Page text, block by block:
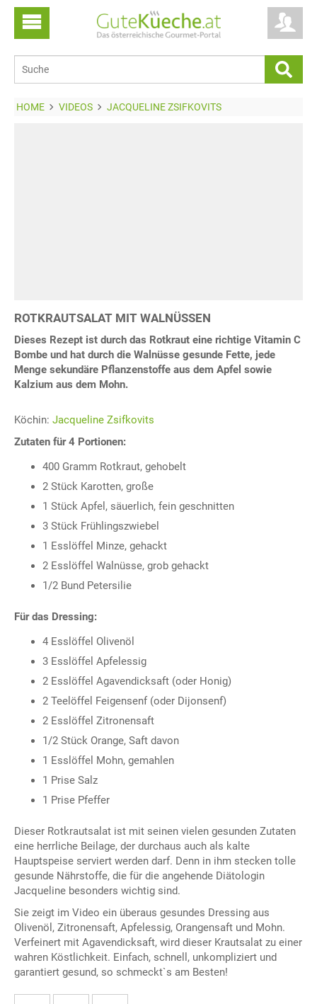
HOME VIDEOS JACQUELINE ZSIFKOVITS
ROTKRAUTSALAT MIT WALNÜSSEN
Dieses Rezept ist durch das Rotkraut eine richtige Vitamin C
Bombe und hat durch die Walnüsse gesunde Fette, jede
Menge sekundäre Pflanzenstoffe aus dem Apfel sowie
Kalzium aus dem Mohn.
Köchin: Jacqueline Zsifkovits
Zutaten für 4 Portionen:
400 Gramm Rotkraut, gehobelt
2 Stück Karotten, große
1 Stück Apfel, säuerlich, fein geschnitten
3 Stück Frühlingszwiebel
1 Esslöffel Minze, gehackt
2 Esslöffel Walnüsse, grob gehackt
1/2 Bund Petersilie
Für das Dressing:
4 Esslöffel Olivenöl
3 Esslöffel Apfelessig
2 Esslöffel Agavendicksaft (oder Honig)
2 Teelöffel Feigensenf (oder Dijonsenf)
2 Esslöffel Zitronensaft
1/2 Stück Orange, Saft davon
1 Esslöffel Mohn, gemahlen
1 Prise Salz
1 Prise Pfeffer
Dieser Rotkrautsalat ist mit seinen vielen gesunden Zutaten
eine herrliche Beilage, der durchaus auch als kalte
Hauptspeise serviert werden darf. Denn in ihm stecken tolle
gesunde Nährstoffe, die für die angehende Diätologin
Jacqueline besonders wichtig sind.
Sie zeigt im Video ein überaus gesundes Dressing aus
Olivenöl, Zitronensaft, Apfelessig, Orangensaft und Mohn.
Verfeinert mit Agavendicksaft, wird dieser Krautsalat zu einer
wahren Köstlichkeit. Einfach, schnell, unkompliziert und
garantiert gesund, so schmeckt`s am Besten!